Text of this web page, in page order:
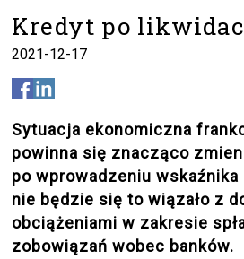
Kredyt po
2021-12-17
Sytuacja ekonomiczna
powinna się znacząco
po wprowadzeniu wskaźnika
nie będzie się to wiązało z
obciążeniami w zakresie
zobowiązań wobec banków.